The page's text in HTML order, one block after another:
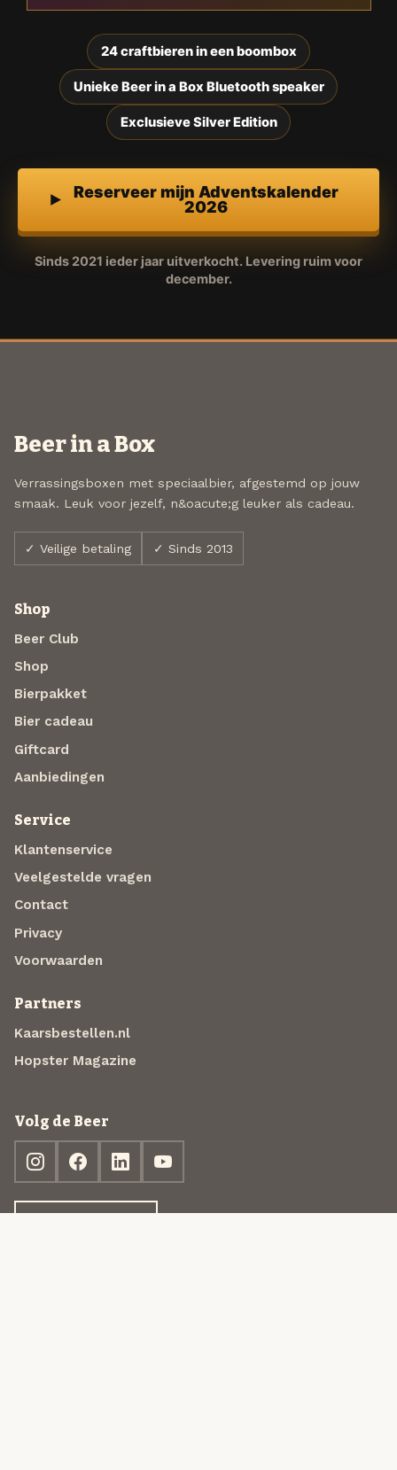
24 craftbieren in een boombox
Unieke Beer in a Box Bluetooth speaker
Exclusieve Silver Edition
Reserveer mijn Adventskalender
2026
Sinds 2021 ieder jaar uitverkocht. Levering ruim voor
december.
Beer in a Box
Verrassingsboxen met speciaalbier, afgestemd op jouw
smaak. Leuk voor jezelf, n&oacute;g leuker als cadeau.
✓ Veilige betaling ✓ Sinds 2013
Shop
Beer Club
Shop
Bierpakket
Bier cadeau
Giftcard
Aanbiedingen
Service
Klantenservice
Veelgestelde vragen
Contact
Privacy
Voorwaarden
Partners
Kaarsbestellen.nl
Hopster Magazine
Volg de Beer